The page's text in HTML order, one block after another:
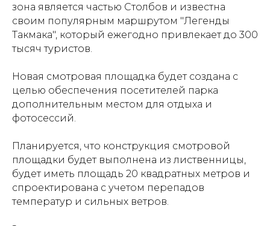
зона является частью Столбов и известна
своим популярным маршрутом "Легенды
Такмака", который ежегодно привлекает до 300
тысяч туристов.
Новая смотровая площадка будет создана с
целью обеспечения посетителей парка
дополнительным местом для отдыха и
фотосессий.
Планируется, что конструкция смотровой
площадки будет выполнена из лиственницы,
будет иметь площадь 20 квадратных метров и
спроектирована с учетом перепадов
температур и сильных ветров.